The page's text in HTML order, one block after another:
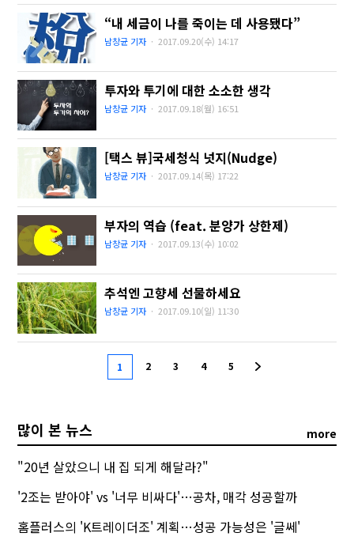
“내 세금이 나를 죽이는 데 사용됐다”
남창균 기자 · 2017.09.20(수) 14:17
투자와 투기에 대한 소소한 생각
남창균 기자 · 2017.09.18(월) 16:51
[택스 뷰]국세청식 넛지(Nudge)
남창균 기자 · 2017.09.14(목) 17:22
부자의 역습 (feat. 분양가 상한제)
남창균 기자 · 2017.09.13(수) 10:02
추석엔 고향세 선물하세요
남창균 기자 · 2017.09.10(일) 11:30
1 2 3 4 5
많이 본 뉴스 more
"20년 살았으니 내 집 되게 해달라?"
'2조는 받아야' vs '너무 비싸다'…공차, 매각 성공할까
홈플러스의 'K트레이더조' 계획…성공 가능성은 '글쎄'